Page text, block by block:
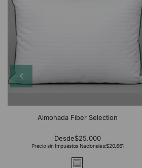
Almohada Fiber Selection
Desde$25.000
Precio sin Impuestos Nacionales:$20.661